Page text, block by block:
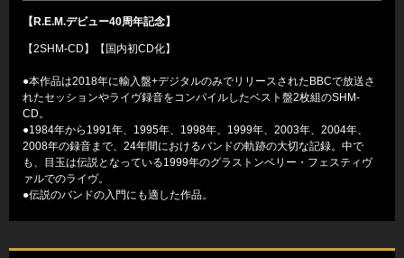
【R.E.M.デビュー40周年記念】
【2SHM-CD】【国内初CD化】
●本作品は2018年に輸入盤+デジタルのみでリリースされたBBCで放送さ
れたセッションやライヴ録音をコンパイルしたベスト盤2枚組のSHM-
CD。
●1984年から1991年、1995年、1998年、1999年、2003年、2004年、
2008年の録音まで、24年間におけるバンドの軌跡の大切な記録。中で
も、目玉は伝説となっている1999年のグラストンベリー・フェスティヴ
ァルでのライヴ。
●伝説のバンドの入門にも適した作品。